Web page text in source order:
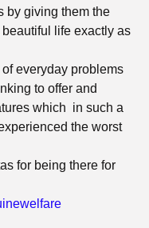
by giving them the
life exactly as
everyday problems
to offer and
which  in such a
the worst